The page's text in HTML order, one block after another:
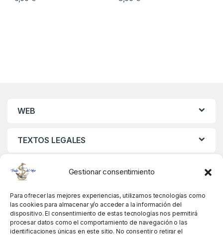
Gestionar consentimiento
Para ofrecer las mejores experiencias, utilizamos tecnologías como
las cookies para almacenar y/o acceder a la información del
dispositivo. El consentimiento de estas tecnologías nos permitirá
procesar datos como el comportamiento de navegación o las
identificaciones únicas en este sitio. No consentir o retirar el
WEB
TEXTOS LEGALES
MIS DATOS